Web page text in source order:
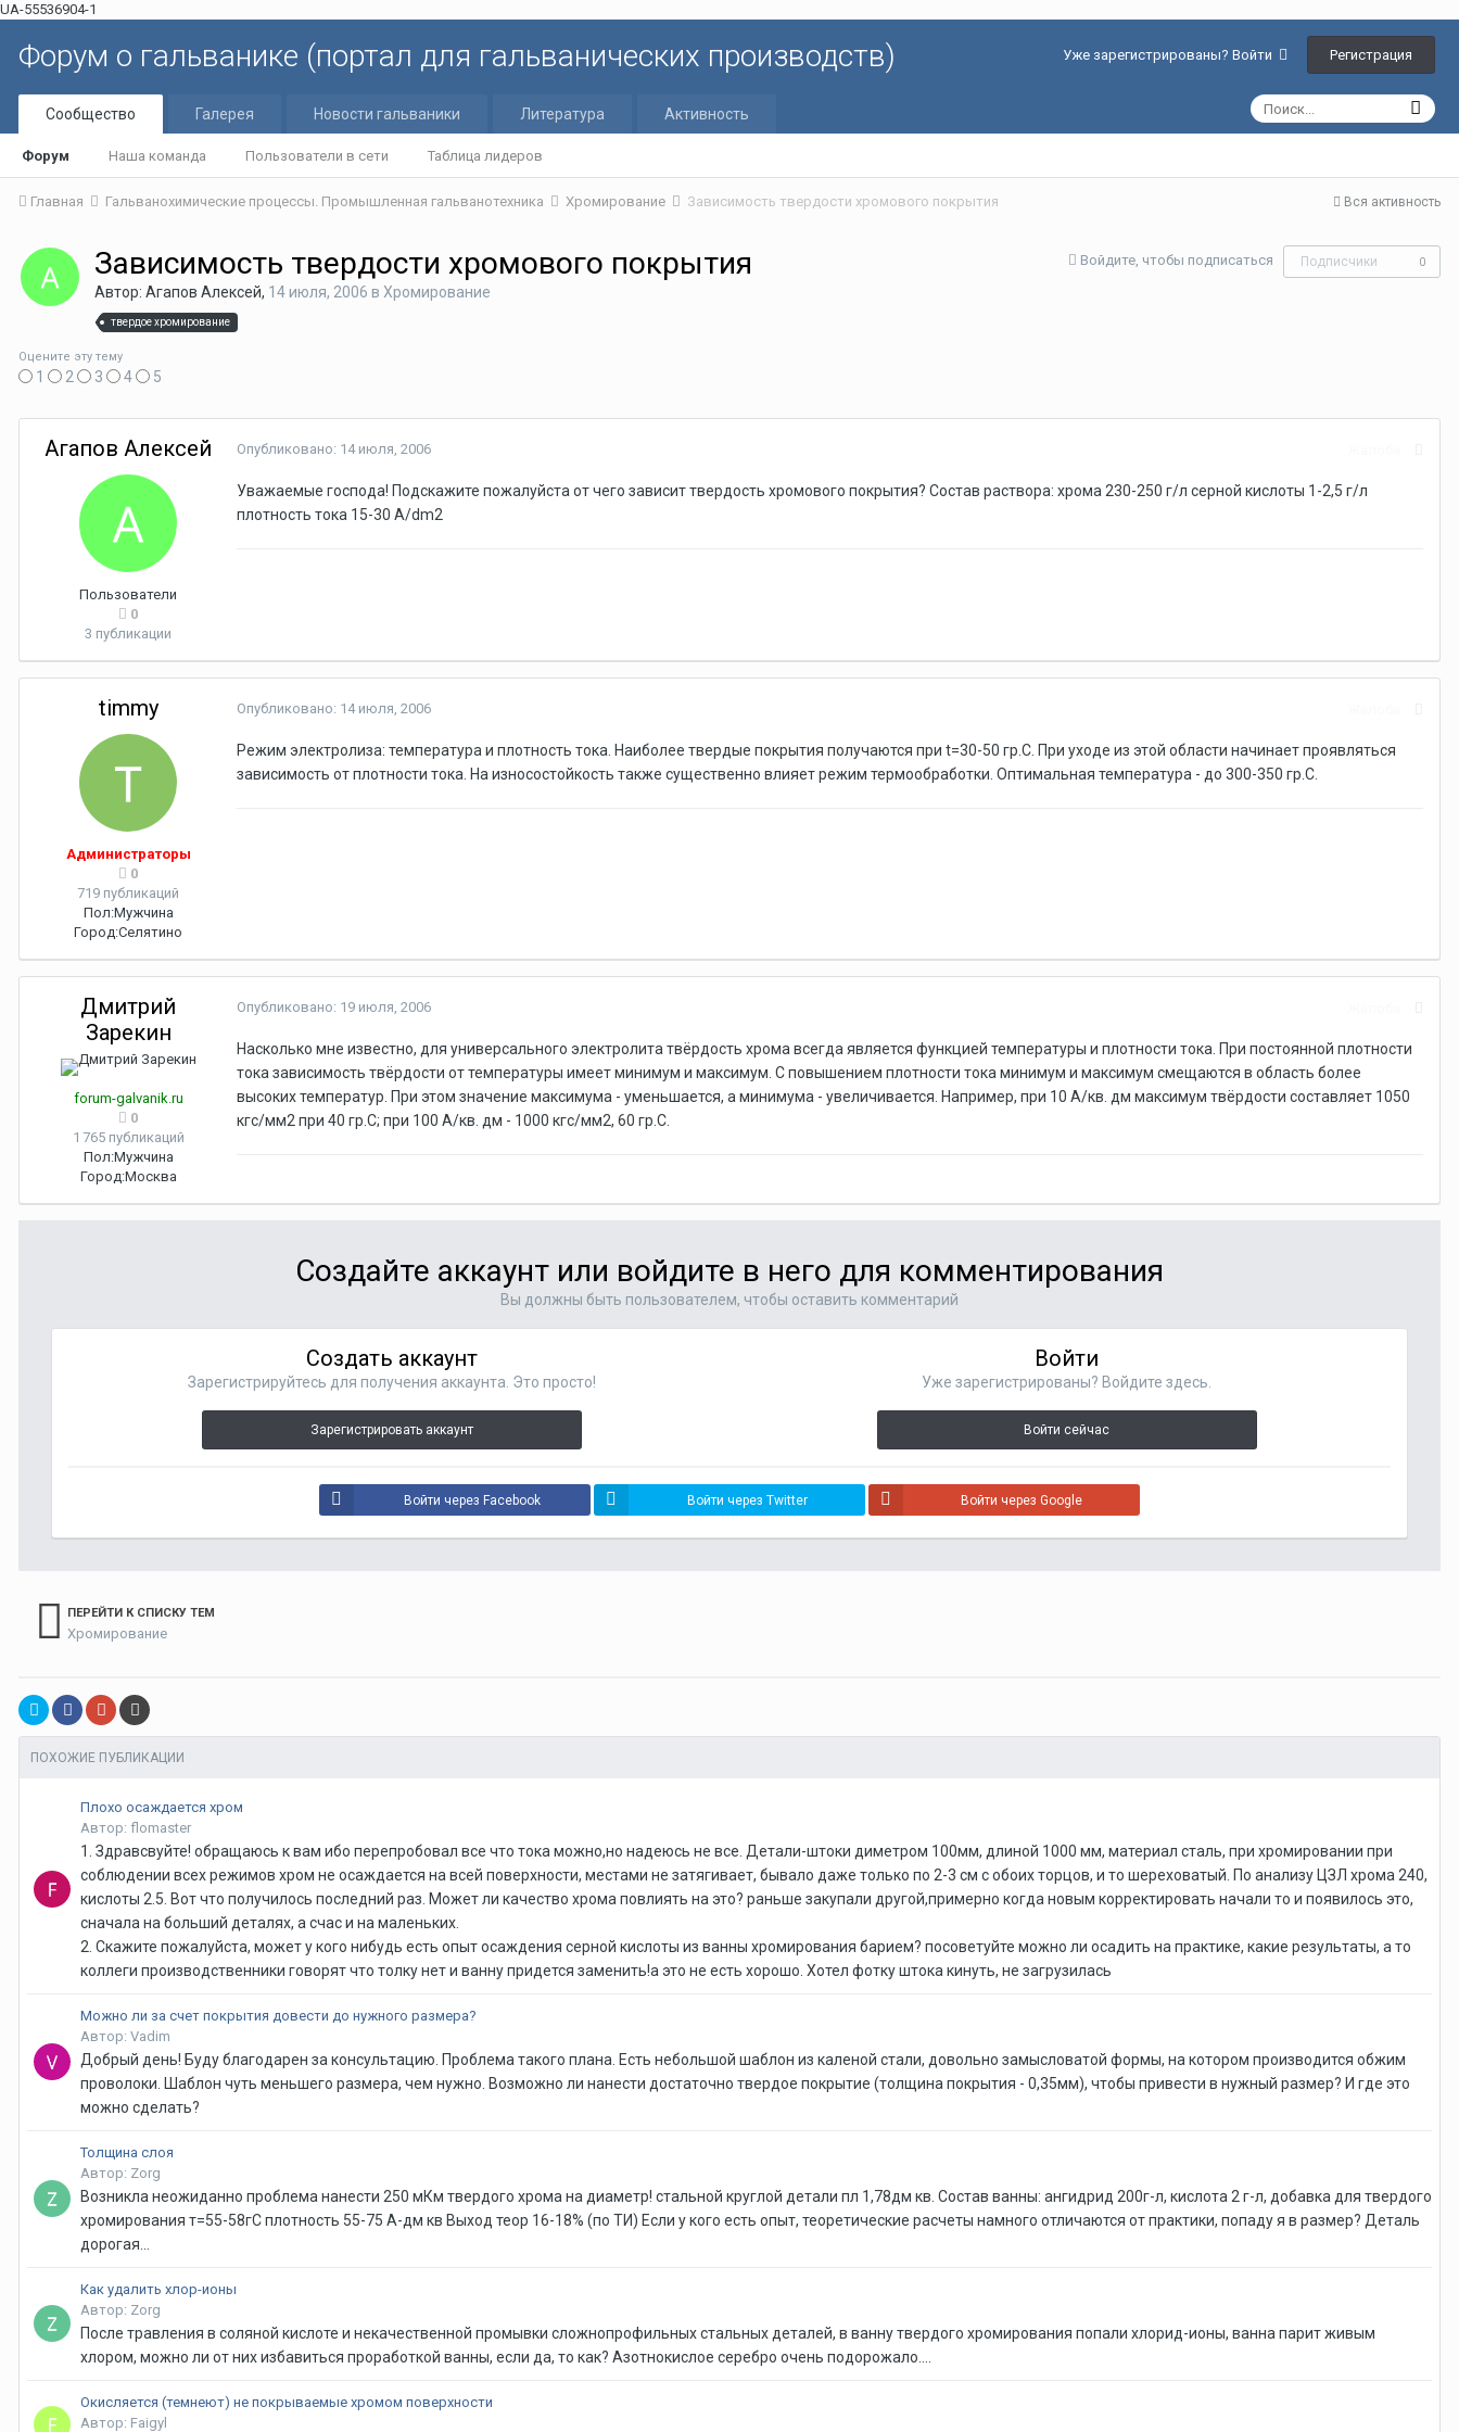
UA-55536904-1
Форум о гальванике (портал для гальванических производств) Уже зарегистрированы? Войти Регистрация
Сообщество
Форум Наша команда Пользователи в сети Таблица лидеров
Галерея Новости гальваники Литература Активность
Вся активность
Главная Гальванохимические процессы. Промышленная гальванотехника Хромирование Зависимость твердости хромового покрытия
Войдите, чтобы подписаться Подписчики 0
Зависимость твердости хромового покрытия
Автор: Агапов Алексей, 14 июля, 2006 в Хромирование
твердое хромирование
Оцените эту тему
1 2 3 4 5
Агапов Алексей
Пользователи
0
3 публикации
Опубликовано: 14 июля, 2006
Уважаемые господа! Подскажите пожалуйста от чего зависит твердость хромового покрытия? Состав раствора: хрома 230-250 г/л серной кислоты 1-2,5 г/л
плотность тока 15-30 А/dm2
timmy
Администраторы
0
719 публикаций
Пол:Мужчина
Город:Селятино
Опубликовано: 14 июля, 2006
Режим электролиза: температура и плотность тока. Наиболее твердые покрытия получаются при t=30-50 гр.С. При уходе из этой области начинает проявляться
зависимость от плотности тока. На износостойкость также существенно влияет режим термообработки. Оптимальная температура - до 300-350 гр.С.
Дмитрий
Зарекин
forum-galvanik.ru
0
1 765 публикаций
Пол:Мужчина
Город:Москва
Опубликовано: 19 июля, 2006
Насколько мне известно, для универсального электролита твёрдость хрома всегда является функцией температуры и плотности тока. При постоянной плотности
тока зависимость твёрдости от температуры имеет минимум и максимум. С повышением плотности тока минимум и максимум смещаются в область более
высоких температур. При этом значение максимума - уменьшается, а минимума - увеличивается. Например, при 10 А/кв. дм максимум твёрдости составляет 1050
кгс/мм2 при 40 гр.С; при 100 А/кв. дм - 1000 кгс/мм2, 60 гр.С.
Создайте аккаунт или войдите в него для комментирования
Вы должны быть пользователем, чтобы оставить комментарий
Создать аккаунт
Зарегистрируйтесь для получения аккаунта. Это просто!
Зарегистрировать аккаунт
Войти
Уже зарегистрированы? Войдите здесь.
Войти сейчас
Войти через Facebook Войти через Twitter Войти через Google
ПЕРЕЙТИ К СПИСКУ ТЕМ
Хромирование
ПОХОЖИЕ ПУБЛИКАЦИИ
Плохо осаждается хром
Автор: flomaster
1. Здравсвуйте! обращаюсь к вам ибо перепробовал все что тока можно,но надеюсь не все. Детали-штоки диметром 100мм, длиной 1000 мм, материал сталь, при хромировании при
соблюдении всех режимов хром не осаждается на всей поверхности, местами не затягивает, бывало даже только по 2-3 см с обоих торцов, и то шереховатый. По анализу ЦЗЛ хрома 240,
кислоты 2.5. Вот что получилось последний раз. Может ли качество хрома повлиять на это? раньше закупали другой,примерно когда новым корректировать начали то и появилось это,
сначала на больший деталях, а счас и на маленьких.
2. Скажите пожалуйста, может у кого нибудь есть опыт осаждения серной кислоты из ванны хромирования барием? посоветуйте можно ли осадить на практике, какие результаты, а то
коллеги производственники говорят что толку нет и ванну придется заменить!а это не есть хорошо. Хотел фотку штока кинуть, не загрузилась
Можно ли за счет покрытия довести до нужного размера?
Автор: Vadim
Добрый день! Буду благодарен за консультацию. Проблема такого плана. Есть небольшой шаблон из каленой стали, довольно замысловатой формы, на котором производится обжим
проволоки. Шаблон чуть меньшего размера, чем нужно. Возможно ли нанести достаточно твердое покрытие (толщина покрытия - 0,35мм), чтобы привести в нужный размер? И где это
можно сделать?
Толщина слоя
Автор: Zorg
Возникла неожиданно проблема нанести 250 мКм твердого хрома на диаметр! стальной круглой детали пл 1,78дм кв. Состав ванны: ангидрид 200г-л, кислота 2 г-л, добавка для твердого
хромирования т=55-58гС плотность 55-75 А-дм кв Выход теор 16-18% (по ТИ) Если у кого есть опыт, теоретические расчеты намного отличаются от практики, попаду я в размер? Деталь
дорогая...
Как удалить хлор-ионы
Автор: Zorg
После травления в соляной кислоте и некачественной промывки сложнопрофильных стальных деталей, в ванну твердого хромирования попали хлорид-ионы, ванна парит живым
хлором, можно ли от них избавиться проработкой ванны, если да, то как? Азотнокислое серебро очень подорожало....
Окисляется (темнеют) не покрываемые хромом поверхности
Автор: Faigyl